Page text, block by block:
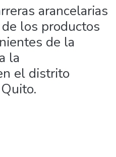
arancelarias
los productos
de la
la
el distrito